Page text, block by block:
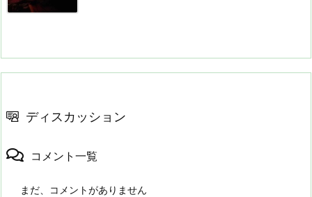
ディスカッション
コメント一覧
まだ、コメントがありません